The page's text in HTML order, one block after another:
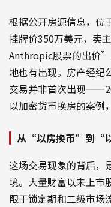
根据公开房源信息，位
挂牌价350万美元，卖
Anthropic股票的出价”
地也有出现。房产经纪
交易并非首次出现
以加密货币换房的案例
从“以房换币”到“
这场交易现象的背后，
境。大量财富以未上市
限于锁定期和二级市场